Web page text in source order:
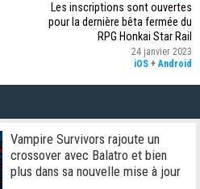
Les inscriptions sont ouvertes
pour la dernière bêta fermée du
RPG Honkai Star Rail
24 janvier 2023
iOS +Android
Vampire Survivors rajoute un
crossover avec Balatro et bien
plus dans sa nouvelle mise à jour